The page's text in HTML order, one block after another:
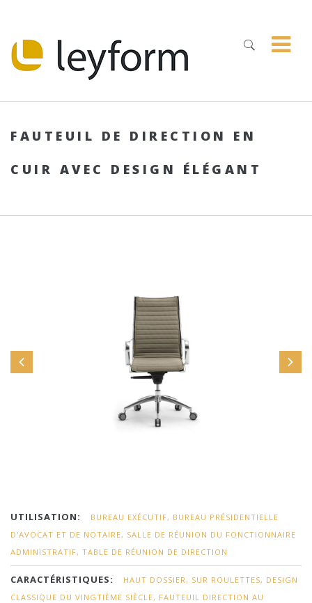
FAUTEUIL DE DIRECTION EN
CUIR AVEC DESIGN ÉLÉGANT
UTILISATION:
BUREAU EXÉCUTIF, BUREAU PRÉSIDENTIELLE
D'AVOCAT ET DE NOTAIRE, SALLE DE RÉUNION DU FONCTIONNAIRE
ADMINISTRATIF, TABLE DE RÉUNION DE DIRECTION
CARACTÉRISTIQUES:
HAUT DOSSIER, SUR ROULETTES, DESIGN
CLASSIQUE DU VINGTIÈME SIÈCLE, FAUTEUIL DIRECTION AU